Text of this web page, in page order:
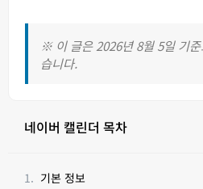
※ 이 글은 2026년 8월 5일 기
습니다.
네이버 캘린더 목차
기본 정보